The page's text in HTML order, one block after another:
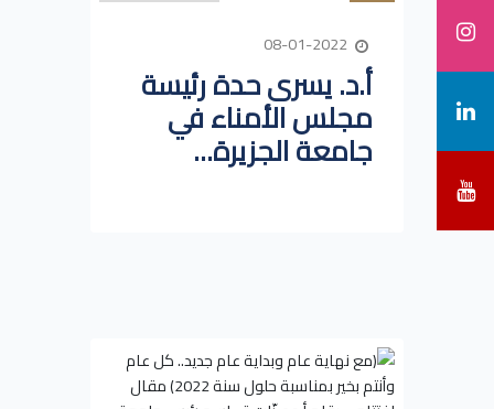
أ.د. يسرى حدة رئيسة
مجلس الأمناء في
جامعة الجزيرة...